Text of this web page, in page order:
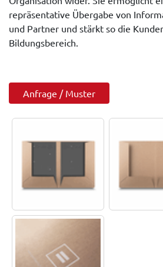
repräsentative Übergabe von
und Partner und stärkt so die
Bildungsbereich.
Anfrage / Muster